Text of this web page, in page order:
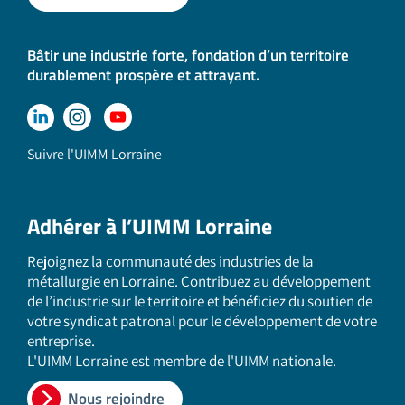
Bâtir une industrie forte, fondation d’un territoire
durablement prospère et attrayant.
Suivre l'UIMM Lorraine
Adhérer à l’UIMM Lorraine
Rejoignez la communauté des industries de la
métallurgie en Lorraine. Contribuez au développement
de l’industrie sur le territoire et bénéficiez du soutien de
votre syndicat patronal pour le développement de votre
entreprise.
L'UIMM Lorraine est membre de l'UIMM nationale.
Nous rejoindre